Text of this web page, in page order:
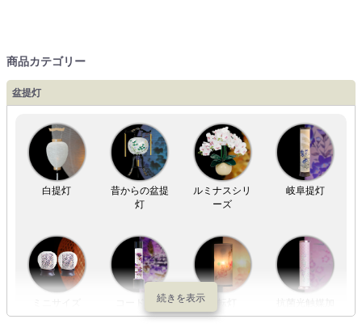
商品カテゴリー
盆提灯
白提灯
昔からの盆提
灯
ルミナスシリ
ーズ
岐阜提灯
コードレス
工